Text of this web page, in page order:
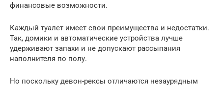
финансовые возможности.
Каждый туалет имеет свои преимущества и недостатки.
Так, домики и автоматические устройства лучше
удерживают запахи и не допускают рассыпания
наполнителя по полу.
Но поскольку девон-рексы отличаются незаурядным